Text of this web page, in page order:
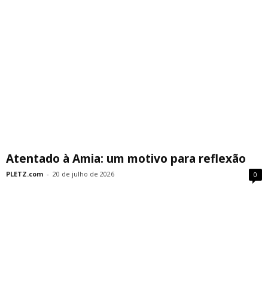
Atentado à Amia: um motivo para reflexão
PLETZ.com - 20 de julho de 2026 0